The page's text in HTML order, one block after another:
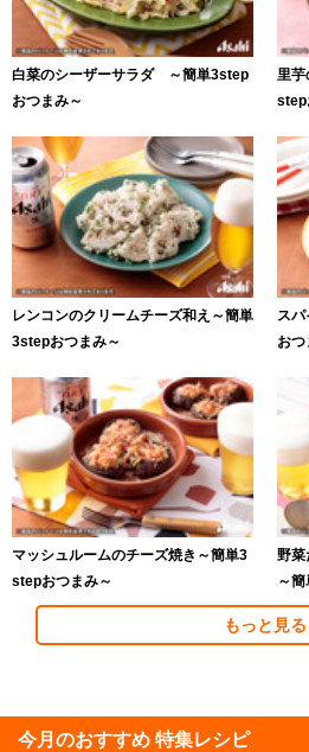
白菜のシーザーサラダ ～簡単3step
おつまみ～
里
step
レンコンのクリームチーズ和え～簡単
3stepおつまみ～
ス
おつ
マッシュルームのチーズ焼き～簡単3
stepおつまみ～
野菜
～
もっと見る
今月のおすすめ 特集レシピ